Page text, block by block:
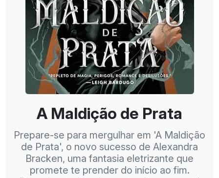
A Maldição de Prata
Prepare-se para mergulhar em 'A Maldição
de Prata', o novo sucesso de Alexandra
Bracken, uma fantasia eletrizante que
promete te prender do início ao fim.